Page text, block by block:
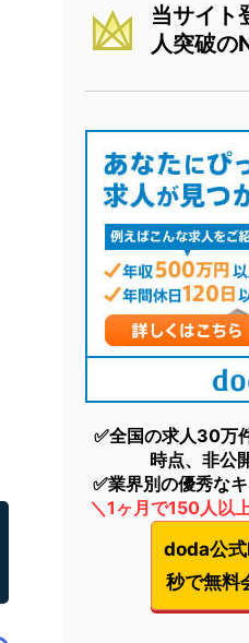
当サイ
人突破の
✅全国の求人30
時点、非公
✅業界別の優秀な
＼1ヶ月で150人以
doda公
秒で無料